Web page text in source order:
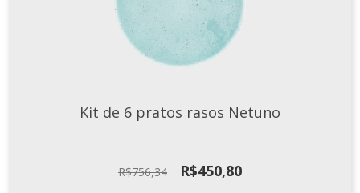
Kit de 6 pratos rasos Netuno
R$756,34 R$450,80O